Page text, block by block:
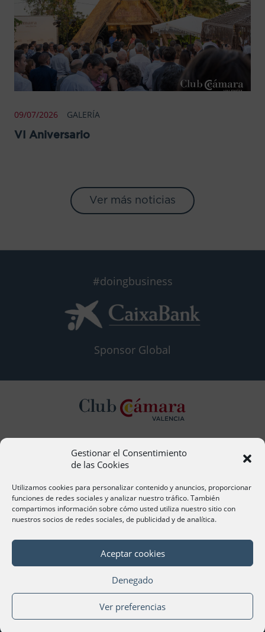
Gestionar el Consentimiento
de las Cookies
Utilizamos cookies para personalizar contenido y anuncios, proporcionar
funciones de redes sociales y analizar nuestro tráfico. También
compartimos información sobre cómo usted utiliza nuestro sitio con
nuestros socios de redes sociales, de publicidad y de analítica.
Aceptar cookies
Denegado
Ver preferencias
09/07/2026 GALERÍA
VI Aniversario
Ver más noticias
#doingbusiness
Sponsor Global
Contacto
acervera@camaravalencia.com
961 366 212
Síguenos
Navegación de València 2020